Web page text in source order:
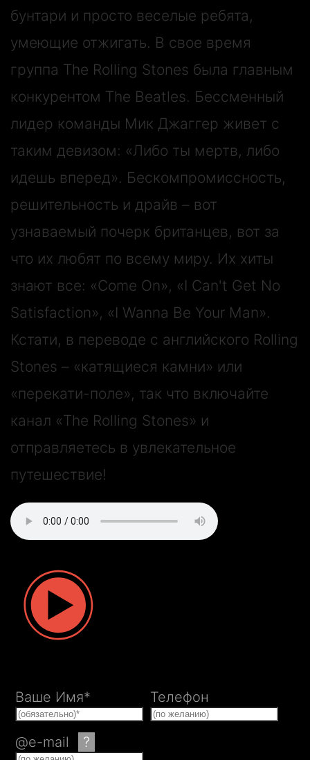
бунтари и просто веселые ребята,
умеющие отжигать. В свое время
группа The Rolling Stones была главным
конкурентом The Beatles. Бессменный
лидер команды Мик Джаггер живет с
таким девизом: «Либо ты мертв, либо
идешь вперед». Бескомпромиссность,
решительность и драйв – вот
узнаваемый почерк британцев, вот за
что их любят по всему миру. Их хиты
знают все: «Come On», «I Can't Get No
Satisfaction», «I Wanna Be Your Man».
Кстати, в переводе с английского Rolling
Stones – «катящиеся камни» или
«перекати-поле», так что включайте
канал «The Rolling Stones» и
отправляетесь в увлекательное
путешествие!
Ваше Имя* Телефон
@e-mail ?
ОТПРАВИТЬ ЗАКАЗ
ОЧИСТИТЬ КОРЗИНУ
Вернуться в магазин
Нажимая на кнопку «Отправить заказ», я
даю согласие на обработку персональных